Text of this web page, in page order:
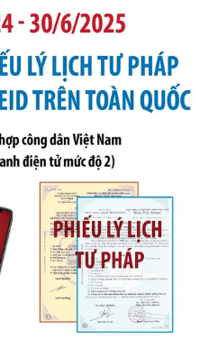
BTC của Bộ Tài chính: Bãi
ngày 19 tháng 12 năm
hướng dẫn thực hiện xử
lĩnh vực kho bạc nhà nước
CP của Chính phủ: Sửa
Nghị định số 125/2020/NĐ-СР
Chính phủ quy định xử
hóa đơn được sửa đổi, bổ
NĐ-CP
mục thủ tục hành chính mới
bị bãi bỏ và phê duyệt
tử giải quyết thủ tục hành
phạm vi chức năng quản